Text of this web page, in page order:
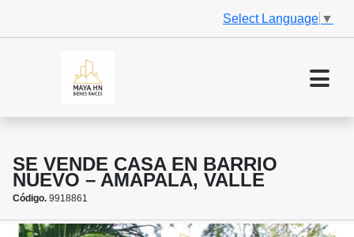
Select Language ▼
SE VENDE CASA EN BARRIO
NUEVO – AMAPALA, VALLE
Código. 9918861